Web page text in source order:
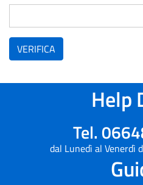
VERIFICA
Help
Tel.
dal Lunedì al Venerdì